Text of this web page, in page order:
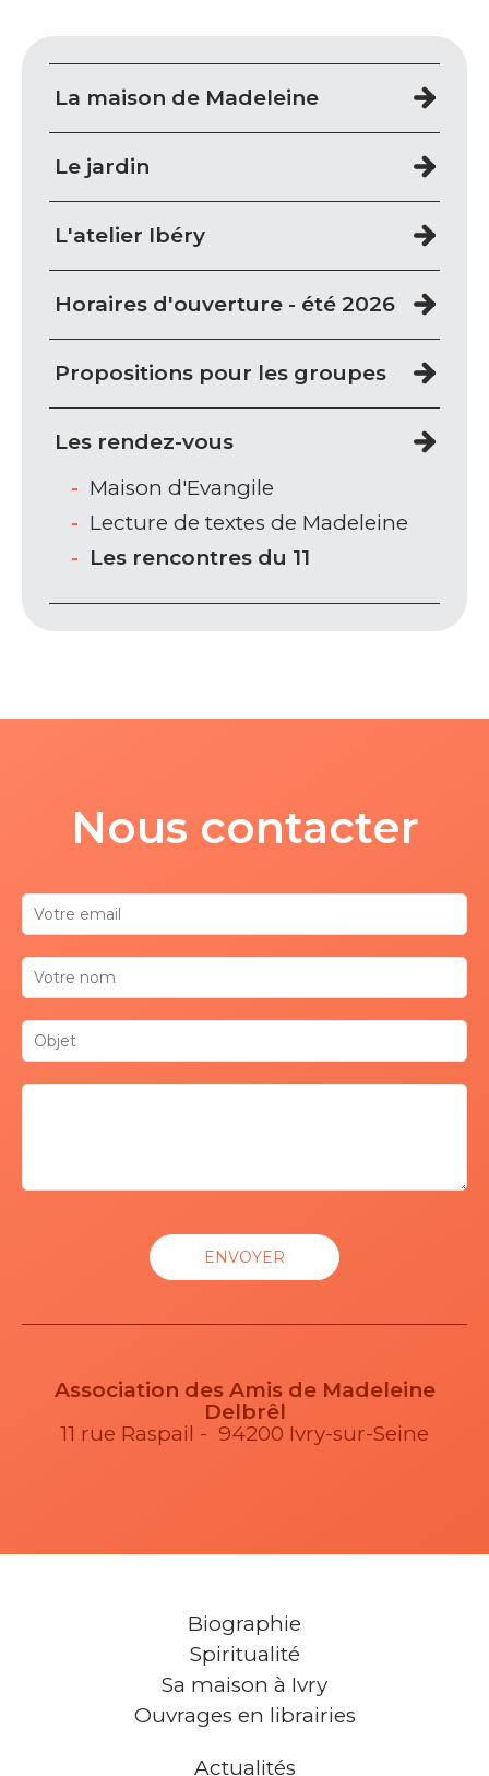
La maison de Madeleine
Le jardin
L'atelier Ibéry
Horaires d'ouverture - été 2026
Propositions pour les groupes
Les rendez-vous
Maison d'Evangile
Lecture de textes de Madeleine
Les rencontres du 11
Nous contacter
Association des Amis de Madeleine
Delbrêl
11 rue Raspail - 94200 Ivry-sur-Seine
Biographie
Spiritualité
Sa maison à Ivry
Ouvrages en librairies
Actualités